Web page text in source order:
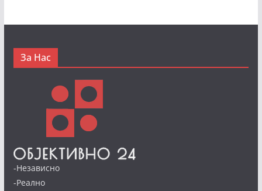
За Нас
-Независно
-Реално